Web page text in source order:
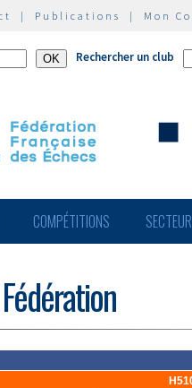
| Publications | Mon
Rechercher un club
COMPÉTITIONS